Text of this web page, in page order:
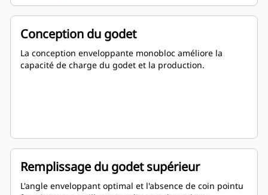
Conception du godet
La conception enveloppante monobloc améliore la
capacité de charge du godet et la production.
Remplissage du godet supérieur
L'angle enveloppant optimal et l'absence de coin pointu